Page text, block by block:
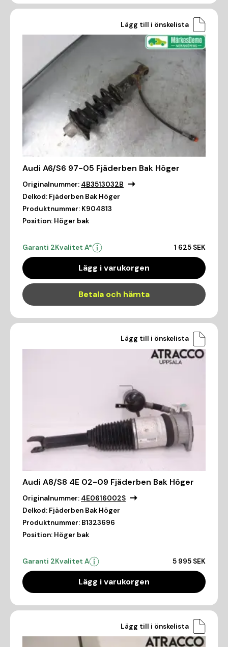
Lägg till i önskelista
Audi A6/S6 97-05 Fjäderben Bak Höger
Originalnummer: 4B3513032B
Delkod: Fjäderben Bak Höger
Produktnummer: K904813
Position: Höger bak
Garanti 2Kvalitet A* 1 625 SEK
Lägg i varukorgen
Betala och hämta
Lägg till i önskelista
Audi A8/S8 4E 02-09 Fjäderben Bak Höger
Originalnummer: 4E0616002S
Delkod: Fjäderben Bak Höger
Produktnummer: B1323696
Position: Höger bak
Garanti 2Kvalitet A 5 995 SEK
Lägg i varukorgen
Lägg till i önskelista